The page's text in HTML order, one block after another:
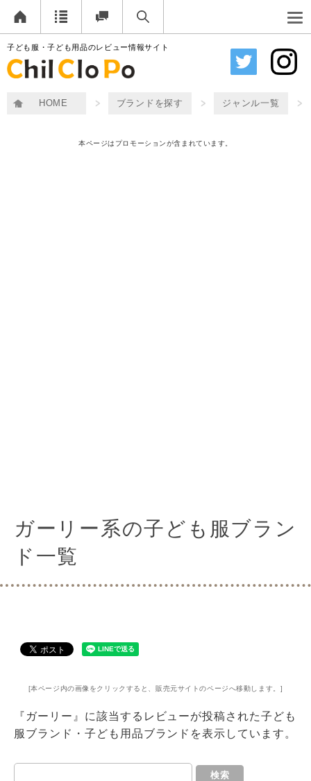
子ども服・子ども用品のレビュー情報サイト
HOME ブランドを探す ジャンル一覧
本ページはプロモーションが含まれています。
ガーリー系の子ども服ブラン
ド一覧
[本ページ内の画像をクリックすると、販売元サイトのページへ移動します。]
『ガーリー』に該当するレビューが投稿された子ども
服ブランド・子ども用品ブランドを表示しています。
検索